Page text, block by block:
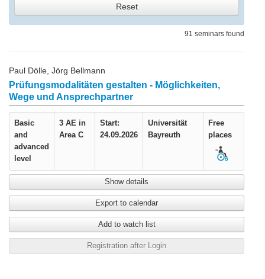
Reset
91 seminars found
Paul Dölle, Jörg Bellmann
Prüfungsmodalitäten gestalten - Möglichkeiten,
Wege und Ansprechpartner
Basic
and
advanced
level
3 AE in
Area C
Start:
24.09.2026
Universität
Bayreuth
Free
places
Show details
Export to calendar
Add to watch list
Registration after Login